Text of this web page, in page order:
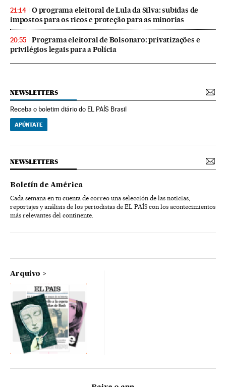
21:14
O programa eleitoral de Lula da Silva: subidas de
impostos para os ricos e proteção para as minorias
20:55
Programa eleitoral de Bolsonaro: privatizações e
privilégios legais para a Polícia
NEWSLETTERS
Receba o boletim diário do EL PAÍS Brasil
APÚNTATE
NEWSLETTERS
Boletín de América
Cada semana en tu cuenta de correo una selección de las noticias,
reportajes y análisis de los periodistas de EL PAÍS con los acontecimientos
más relevantes del continente.
Arquivo